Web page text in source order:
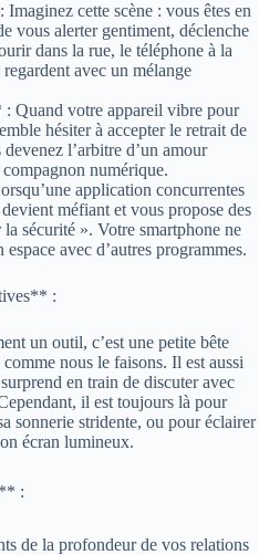
cette scène : vous êtes en
vous alerter gentiment, déclenche
dans la rue, le téléphone à la
avec un mélange
Quand votre appareil vibre pour
hésiter à accepter le retrait de
l’arbitre d’un amour
numérique.
application concurrentes
méfiant et vous propose des
sécurité ». Votre smartphone ne
avec d’autres programmes.
:
un outil, c’est une petite bête
nous le faisons. Il est aussi
en train de discuter avec
il est toujours là pour
sonnerie stridente, ou pour éclairer
écran lumineux.
:
de la profondeur de vos relations